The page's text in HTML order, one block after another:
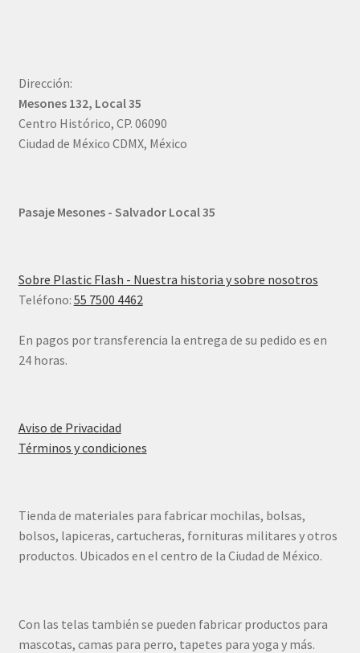
Dirección:
Mesones 132, Local 35
Centro Histórico, CP. 06090
Ciudad de México CDMX, México
Pasaje Mesones - Salvador Local 35
Sobre Plastic Flash - Nuestra historia y sobre nosotros
Teléfono: 55 7500 4462
En pagos por transferencia la entrega de su pedido es en
24 horas.
Aviso de Privacidad
Términos y condiciones
Tienda de materiales para fabricar mochilas, bolsas,
bolsos, lapiceras, cartucheras, fornituras militares y otros
productos. Ubicados en el centro de la Ciudad de México.
Con las telas también se pueden fabricar productos para
mascotas, camas para perro, tapetes para yoga y más.